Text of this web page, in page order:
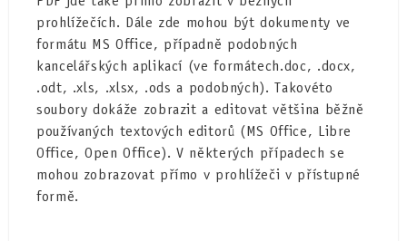
prohlížečích. Dále zde mohou být dokumenty ve
formátu MS Office, případně podobných
kancelářských aplikací (ve formátech.doc, .docx,
.odt, .xls, .xlsx, .ods a podobných). Takovéto
soubory dokáže zobrazit a editovat většina běžně
používaných textových editorů (MS Office, Libre
Office, Open Office). V některých případech se
mohou zobrazovat přímo v prohlížeči v přístupné
formě.